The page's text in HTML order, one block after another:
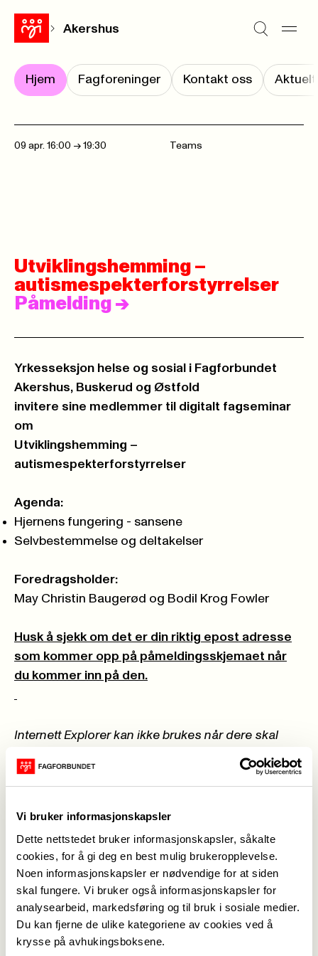
Vi bruker informasjonskapsler
Dette nettstedet bruker informasjonskapsler, såkalte
cookies, for å gi deg en best mulig brukeropplevelse.
Noen informasjonskapsler er nødvendige for at siden
skal fungere. Vi bruker også informasjonskapsler for
analysearbeid, markedsføring og til bruk i sosiale medier.
Du kan fjerne de ulike kategoriene av cookies ved å
krysse på avhukingsboksene.
Akershus
Hjem Fagforeninger Kontakt oss Aktuelt
09 apr. 16:00 -> 19:30 Teams
Utviklingshemming –
autismespekterforstyrrelser
Påmelding ->
Yrkesseksjon helse og sosial i Fagforbundet
Akershus, Buskerud og Østfold
invitere sine medlemmer til digitalt fagseminar
om
Utviklingshemming –
autismespekterforstyrrelser
Agenda:
Hjernens fungering - sansene
Selvbestemmelse og deltakelser
Foredragsholder:
May Christin Baugerød og Bodil Krog Fowler
Husk å sjekk om det er din riktig epost adresse
som kommer opp på påmeldingsskjemaet når
du kommer inn på den.
Internett Explorer kan ikke brukes når dere skal
melde dere på, de stoppet å oppdatere nettleseren
sin i 2013. Den er svært lite kompatibel med de
Edge, Crome, Safari eller FireFox
MELDINGSFRIST INNEN 4 APRIL.
Kurset er gratis.
Kontakt personer: